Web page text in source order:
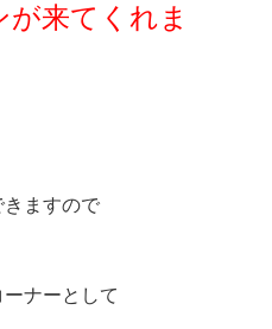
来てくれま
ますので
ナーとして